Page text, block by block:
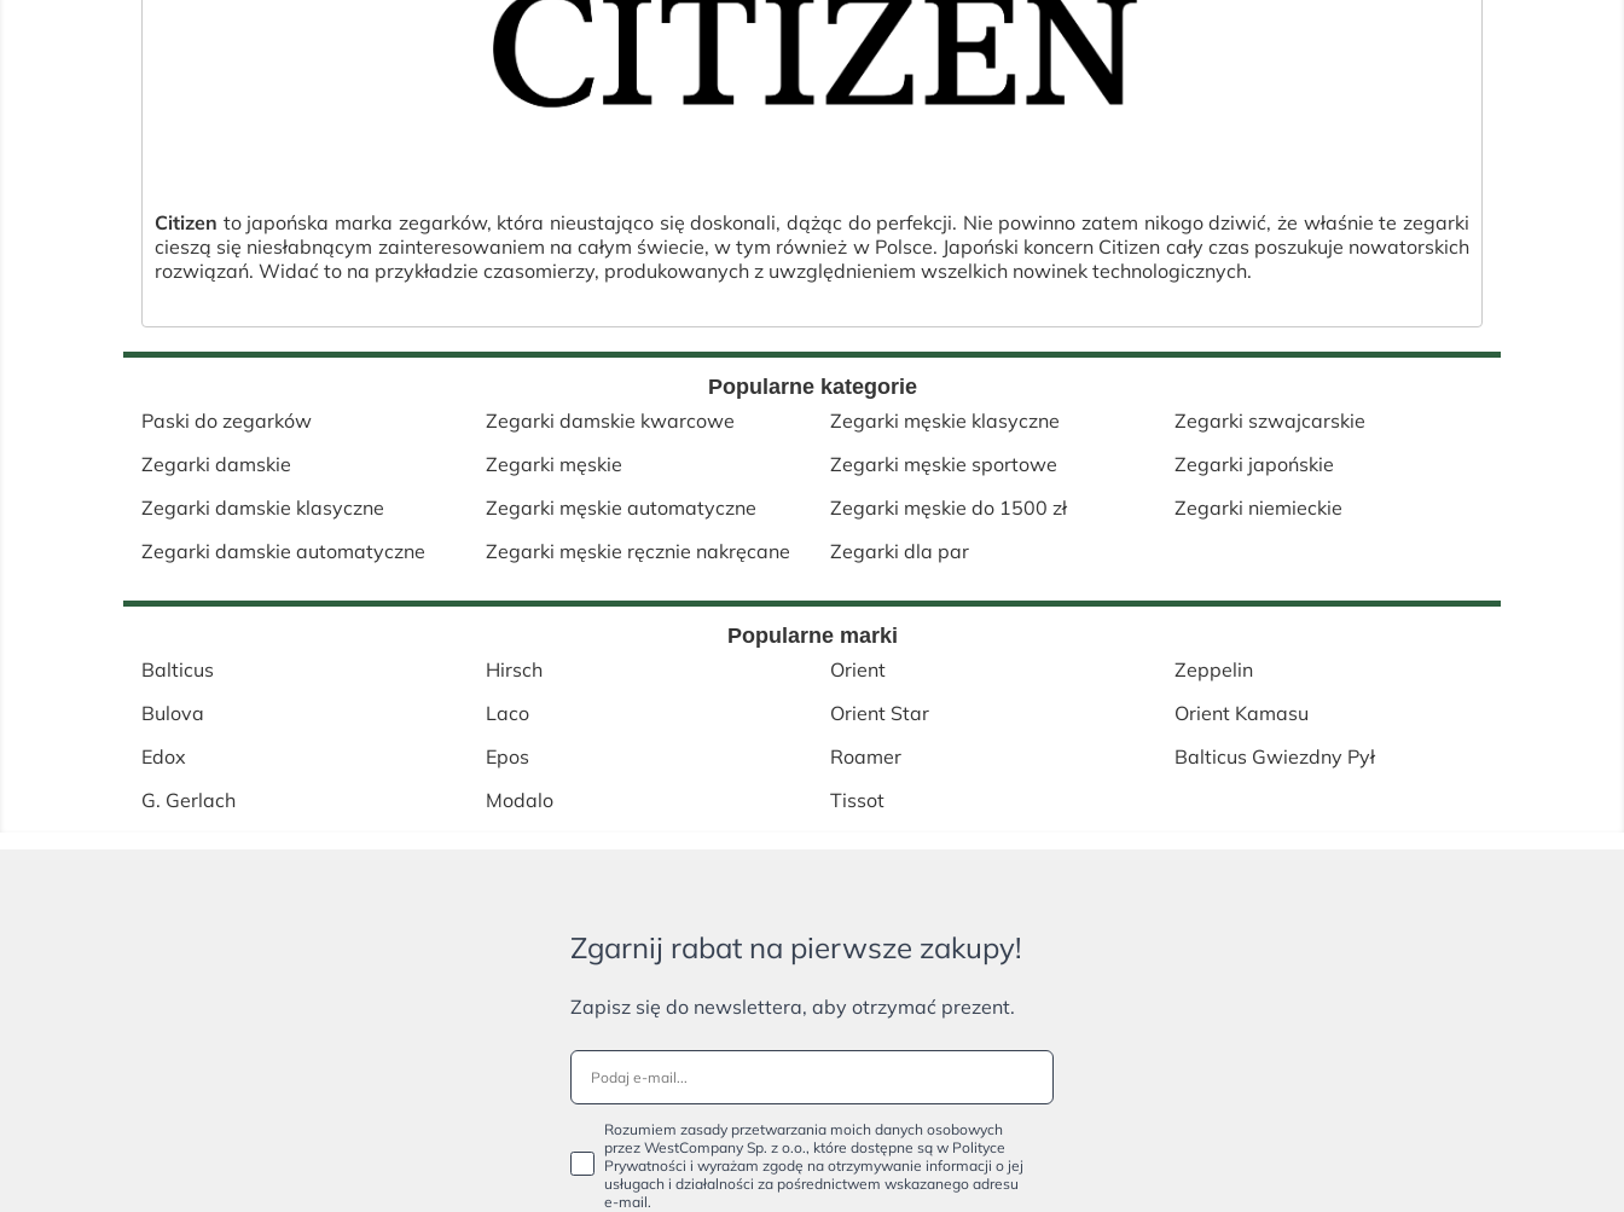
Citizen to japońska marka zegarków, która nieustająco się doskonali, dążąc do perfekcji. Nie powinno zatem nikogo dziwić, że właśnie te zegarki
cieszą się niesłabnącym zainteresowaniem na całym świecie, w tym również w Polsce. Japoński koncern Citizen cały czas poszukuje nowatorskich
rozwiązań. Widać to na przykładzie czasomierzy, produkowanych z uwzględnieniem wszelkich nowinek technologicznych.
Popularne kategorie
Paski do zegarków
Zegarki damskie
Zegarki damskie klasyczne
Zegarki damskie automatyczne
Zegarki damskie kwarcowe
Zegarki męskie
Zegarki męskie automatyczne
Zegarki męskie ręcznie nakręcane
Zegarki męskie klasyczne
Zegarki męskie sportowe
Zegarki męskie do 1500 zł
Zegarki dla par
Zegarki szwajcarskie
Zegarki japońskie
Zegarki niemieckie
Popularne marki
Balticus
Bulova
Edox
G. Gerlach
Hirsch
Laco
Epos
Modalo
Orient
Orient Star
Roamer
Tissot
Zeppelin
Orient Kamasu
Balticus Gwiezdny Pył
Zgarnij rabat na pierwsze zakupy!
Zapisz się do newslettera, aby otrzymać prezent.
Rozumiem zasady przetwarzania moich danych osobowych
przez WestCompany Sp. z o.o., które dostępne są w Polityce
Prywatności i wyrażam zgodę na otrzymywanie informacji o jej
usługach i działalności za pośrednictwem wskazanego adresu
e-mail.